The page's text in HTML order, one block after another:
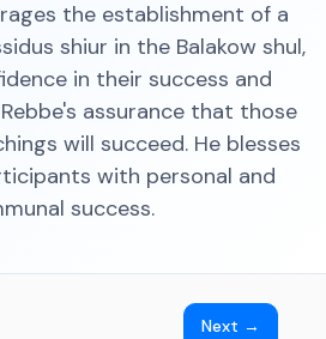
the establishment of a
shiur in the Balakow shul,
in their success and
assurance that those
will succeed. He blesses
with personal and
success.
Next →